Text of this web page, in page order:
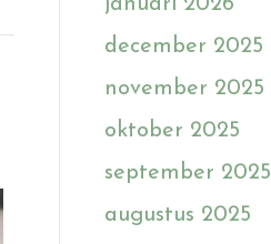
december 2025
november 2025
oktober 2025
september 2025
augustus 2025